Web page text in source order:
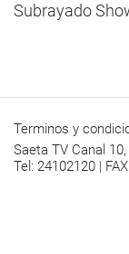
Subrayado
Terminos y
Saeta TV Canal
Tel: 24102120 |